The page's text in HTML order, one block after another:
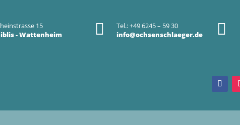
15
- Wattenheim

Tel.: +49 6245 – 59 30
info@ochsenschlaeger.de
